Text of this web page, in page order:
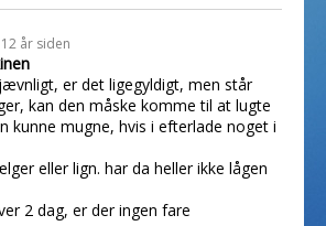
år siden
er det ligegyldigt, men står
kan den måske komme til at lugte
kunne mugne, hvis i efterlade noget i
eller lign. har da heller ikke lågen
2 dag, er der ingen fare